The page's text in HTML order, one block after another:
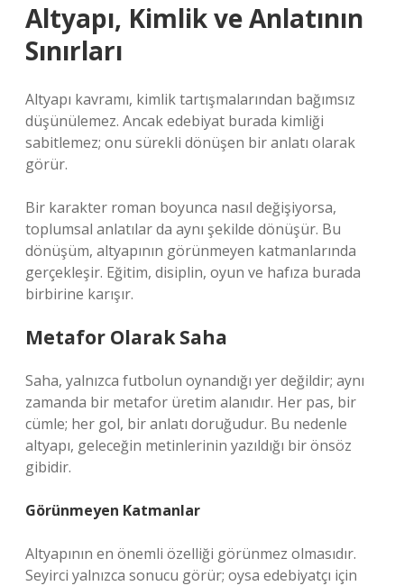
Altyapı, Kimlik ve Anlatının
Sınırları
Altyapı kavramı, kimlik tartışmalarından bağımsız
düşünülemez. Ancak edebiyat burada kimliği
sabitlemez; onu sürekli dönüşen bir anlatı olarak
görür.
Bir karakter roman boyunca nasıl değişiyorsa,
toplumsal anlatılar da aynı şekilde dönüşür. Bu
dönüşüm, altyapının görünmeyen katmanlarında
gerçekleşir. Eğitim, disiplin, oyun ve hafıza burada
birbirine karışır.
Metafor Olarak Saha
Saha, yalnızca futbolun oynandığı yer değildir; aynı
zamanda bir metafor üretim alanıdır. Her pas, bir
cümle; her gol, bir anlatı doruğudur. Bu nedenle
altyapı, geleceğin metinlerinin yazıldığı bir önsöz
gibidir.
Görünmeyen Katmanlar
Altyapının en önemli özelliği görünmez olmasıdır.
Seyirci yalnızca sonucu görür; oysa edebiyatçı için